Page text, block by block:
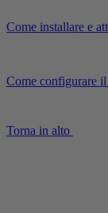
Come installare e
Come configurare
Torna in alto